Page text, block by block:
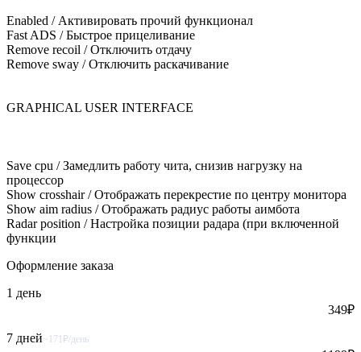
Enabled / Активировать прочий функционал
Fast ADS / Быстрое прицеливание
Remove recoil / Отключить отдачу
Remove sway / Отключить раскачивание
GRAPHICAL USER INTERFACE
Save cpu / Замедлить работу чита, снизив нагрузку на
процессор
Show crosshair / Отображать перекрестие по центру монитора
Show aim radius / Отображать радиус работы аимбота
Radar position / Настройка позиции радара (при включенной
функции
Оформление заказа
1 день
349₽
7 дней~171₽/день